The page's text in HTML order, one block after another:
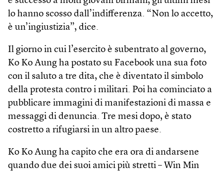
lo hanno scosso dall’indifferenza. “Non lo accetto,
è un’ingiustizia”, dice.
Il giorno in cui l’esercito è subentrato al governo,
Ko Ko Aung ha postato su Facebook una sua foto
con il saluto a tre dita, che è diventato il simbolo
della protesta contro i militari. Poi ha cominciato a
pubblicare immagini di manifestazioni di massa e
messaggi di denuncia. Tre mesi dopo, è stato
costretto a rifugiarsi in un altro paese.
Ko Ko Aung ha capito che era ora di andarsene
quando due dei suoi amici più stretti – Win Min